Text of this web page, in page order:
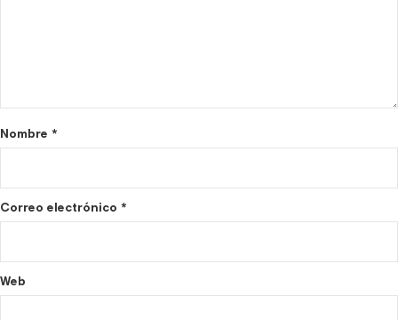
Nombre *
Correo electrónico *
Web